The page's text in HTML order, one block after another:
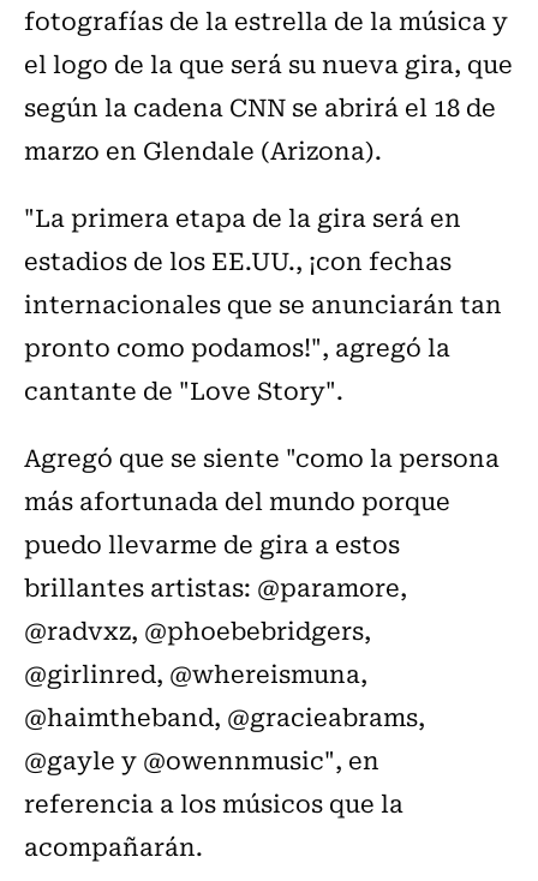
fotografías de la estrella de la música y
el logo de la que será su nueva gira, que
según la cadena CNN se abrirá el 18 de
marzo en Glendale (Arizona).
"La primera etapa de la gira será en
estadios de los EE.UU., ¡con fechas
internacionales que se anunciarán tan
pronto como podamos!", agregó la
cantante de "Love Story".
Agregó que se siente "como la persona
más afortunada del mundo porque
puedo llevarme de gira a estos
brillantes artistas: @paramore,
@radvxz, @phoebebridgers,
@girlinred, @whereismuna,
@haimtheband, @gracieabrams,
@gayle y @owennmusic", en
referencia a los músicos que la
acompañarán.